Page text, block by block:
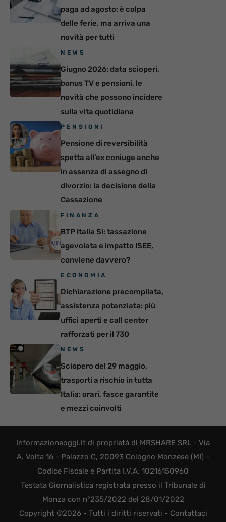
paga ad agosto: è colpa
delle ferie, ma arriva una
novità per tutti
NEWS
Giugno 2026: data scioperi,
bonus TV e pensioni, le
novità che possono incidere
sulla vita quotidiana
PENSIONI
Pensione di reversibilità
spetta all’ex coniuge anche
in assenza di assegno di
divorzio: la decisione della
Cassazione
FINANZA
BTP Italia Sì: tassazione
agevolata e impatto ISEE,
conviene davvero?
ECONOMIA
Dichiarazione precompilata,
assistenza potenziata: più
uffici aperti e call center
rafforzati per il 730
NEWS
Sciopero del 29 maggio,
trasporti a rischio in tutta
Italia: orari, fasce garantite
e mezzi coinvolti
Informazioneoggi.it di proprietà di MRSHARE SRL - Via
A. Volta 16 - Palazzo C, 20093 Cologno Monzese (MI) -
Codice Fiscale e Partita I.V.A. 10216150960
Testata Giornalistica registrata presso il Tribunale di
Monza con n°235/2022 del 28/01/2022
Copyright ©2026 - Tutti i diritti riservati - Contattaci